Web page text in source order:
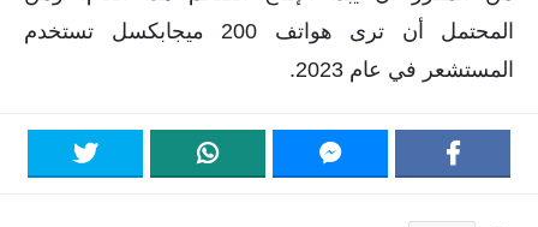
المحتمل أن ترى هواتف 200 ميجابكسل تستخدم
المستشعر في عام 2023.